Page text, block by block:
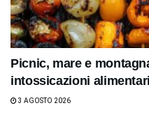
Picnic, mare e
intossicazioni
3 AGOSTO 2026